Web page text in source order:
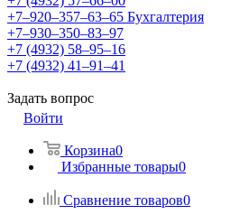
+7‒920‒357‒63‒65 Бухгалтерия
+7‒930‒350‒83‒97
+7 (4932) 58‒95‒16
+7 (4932) 41‒91‒41
Задать вопрос
Войти
Корзина0
Избранные товары0
Сравнение товаров0